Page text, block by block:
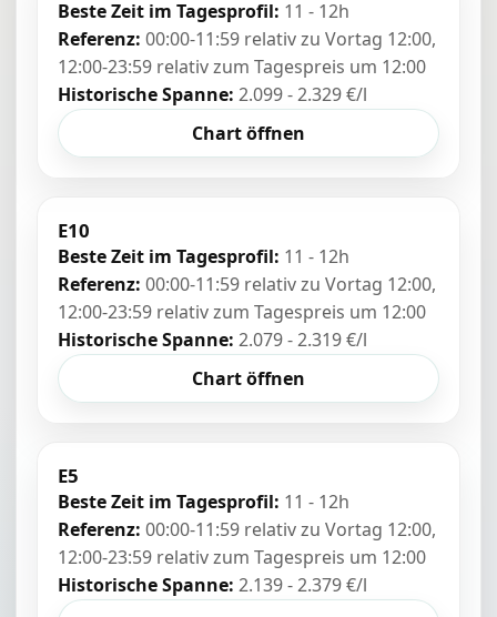
Beste Zeit im Tagesprofil: 11 - 12h
Referenz: 00:00-11:59 relativ zu Vortag 12:00,
12:00-23:59 relativ zum Tagespreis um 12:00
Historische Spanne: 2.099 - 2.329 €/l
Chart öffnen
E10
Beste Zeit im Tagesprofil: 11 - 12h
Referenz: 00:00-11:59 relativ zu Vortag 12:00,
12:00-23:59 relativ zum Tagespreis um 12:00
Historische Spanne: 2.079 - 2.319 €/l
Chart öffnen
E5
Beste Zeit im Tagesprofil: 11 - 12h
Referenz: 00:00-11:59 relativ zu Vortag 12:00,
12:00-23:59 relativ zum Tagespreis um 12:00
Historische Spanne: 2.139 - 2.379 €/l